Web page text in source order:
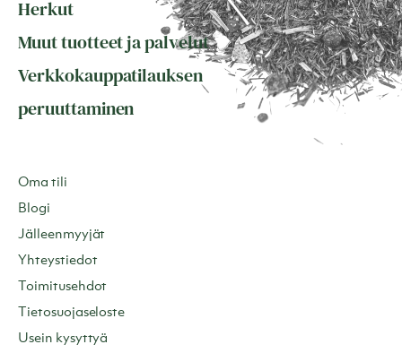
Herkut
Muut tuotteet ja palvelut
Verkkokauppatilauksen
peruuttaminen
Oma tili
Blogi
Jälleenmyyjät
Yhteystiedot
Toimitusehdot
Tietosuojaseloste
Usein kysyttyä